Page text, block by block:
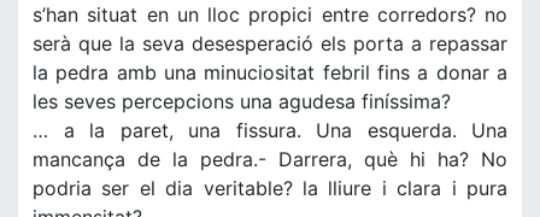
s’han situat en un lloc propici entre corredors? no
serà que la seva desesperació els porta a repassar
la pedra amb una minuciositat febril fins a donar a
les seves percepcions una agudesa finíssima?
… a la paret, una fissura. Una esquerda. Una
mancança de la pedra.- Darrera, què hi ha? No
podria ser el dia veritable? la lliure i clara i pura